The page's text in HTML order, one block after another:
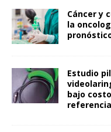
Cáncer y
la
Estudio
bajo